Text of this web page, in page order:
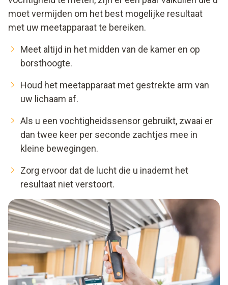
moet vermijden om het best mogelijke resultaat
met uw meetapparaat te bereiken.
Meet altijd in het midden van de kamer en op
borsthoogte.
Houd het meetapparaat met gestrekte arm van
uw lichaam af.
Als u een vochtigheidssensor gebruikt, zwaai er
dan twee keer per seconde zachtjes mee in
kleine bewegingen.
Zorg ervoor dat de lucht die u inademt het
resultaat niet verstoort.